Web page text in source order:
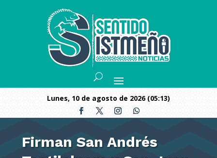
lunes, 10 de agosto de 2026 (05:13)
Firman San Andrés